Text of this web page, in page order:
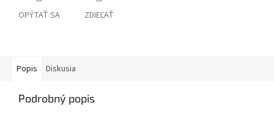
OPÝTAŤ SA ZDIEĽAŤ
Popis Diskusia
Podrobný popis